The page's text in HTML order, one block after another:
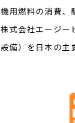
機用燃料の消費、
株式会社エージ
設備）を日本の主